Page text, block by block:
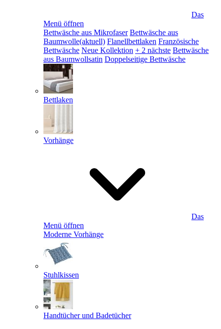
Das
Menü öffnen
Bettwäsche aus Mikrofaser Bettwäsche aus
Baumwolle(aktuell) Flanellbettlaken Französische
Bettwäsche Neue Kollektion + 2 nächste Bettwäsche
aus Baumwollsatin Doppelseitige Bettwäsche
Bettlaken
Vorhänge
Das
Menü öffnen
Moderne Vorhänge
Stuhlkissen
Handtücher und Badetücher